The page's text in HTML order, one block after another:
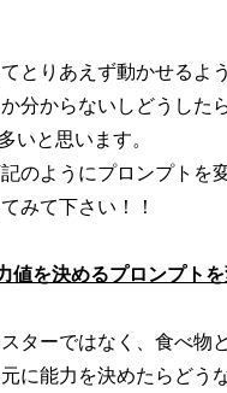
とりあえず動かせるよ
分からないしどうした
いと思います。
のようにプロンプトを
みて下さい！！
を決めるプロンプトを
ターではなく、食べ物
に能力を決めたらどう